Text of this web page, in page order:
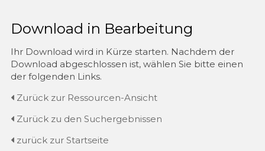
Download in Bearbeitung
Ihr Download wird in Kürze starten. Nachdem der
Download abgeschlossen ist, wählen Sie bitte einen
der folgenden Links.
Zurück zur Ressourcen-Ansicht
Zurück zu den Suchergebnissen
zurück zur Startseite